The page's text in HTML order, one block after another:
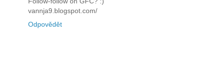
vannja9.blogspot.com/
Odpovědět